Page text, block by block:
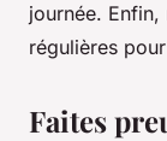
journée. Enfin,
régulières
Faites